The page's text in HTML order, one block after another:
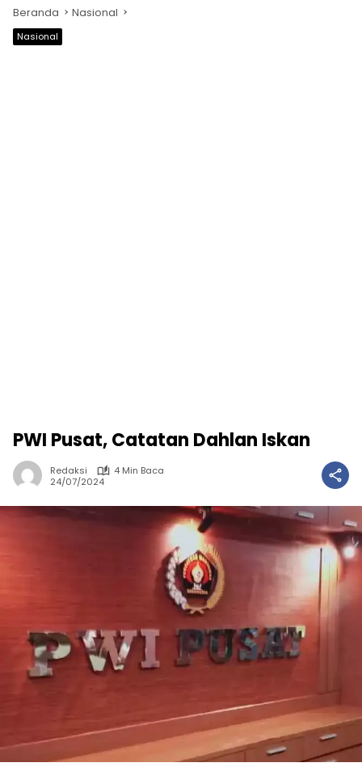
Beranda Nasional
Nasional
PWI Pusat, Catatan Dahlan Iskan
Redaksi
4 Min Baca
24/07/2024